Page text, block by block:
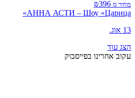
מחיר מ
АННА АСТИ – Шоу «Царица»
13 אוג.
הצג עוד
עקוב אחרינו בפייסבוק